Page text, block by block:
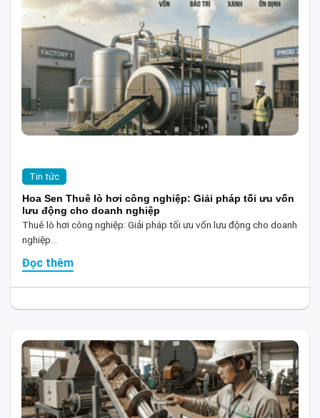
Tin tức
Hoa Sen Thuê lò hơi công nghiệp: Giải pháp tối ưu vốn
lưu động cho doanh nghiệp
Thuê lò hơi công nghiệp: Giải pháp tối ưu vốn lưu động cho doanh
nghiệp...
Đọc thêm